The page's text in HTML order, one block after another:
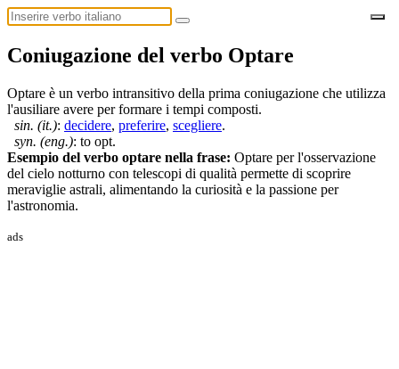
Coniugazione del verbo Optare
Optare è un verbo intransitivo della prima coniugazione che utilizza
l'ausiliare avere per formare i tempi composti.
sin. (it.): decidere, preferire, scegliere.
syn. (eng.): to opt.
Esempio del verbo optare nella frase: Optare per l'osservazione
del cielo notturno con telescopi di qualità permette di scoprire
meraviglie astrali, alimentando la curiosità e la passione per
l'astronomia.
ads